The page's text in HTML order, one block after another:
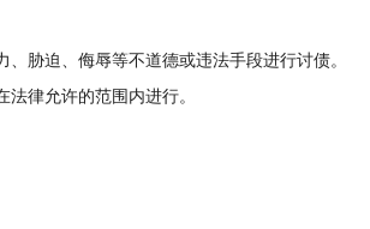
胁迫、侮辱等不道德或违法手段进行讨债。
律允许的范围内进行。